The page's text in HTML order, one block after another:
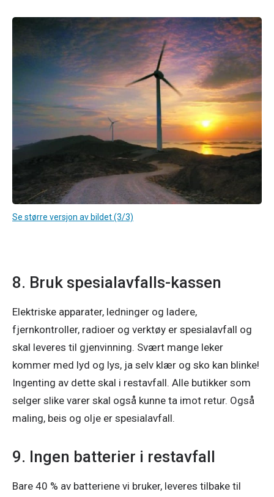
Se større versjon av bildet (3/3)
8. Bruk spesialavfalls-kassen
Elektriske apparater, ledninger og ladere,
fjernkontroller, radioer og verktøy er spesialavfall og
skal leveres til gjenvinning. Svært mange leker
kommer med lyd og lys, ja selv klær og sko kan blinke!
Ingenting av dette skal i restavfall. Alle butikker som
selger slike varer skal også kunne ta imot retur. Også
maling, beis og olje er spesialavfall.
9. Ingen batterier i restavfall
Bare 40 % av batteriene vi bruker, leveres tilbake til